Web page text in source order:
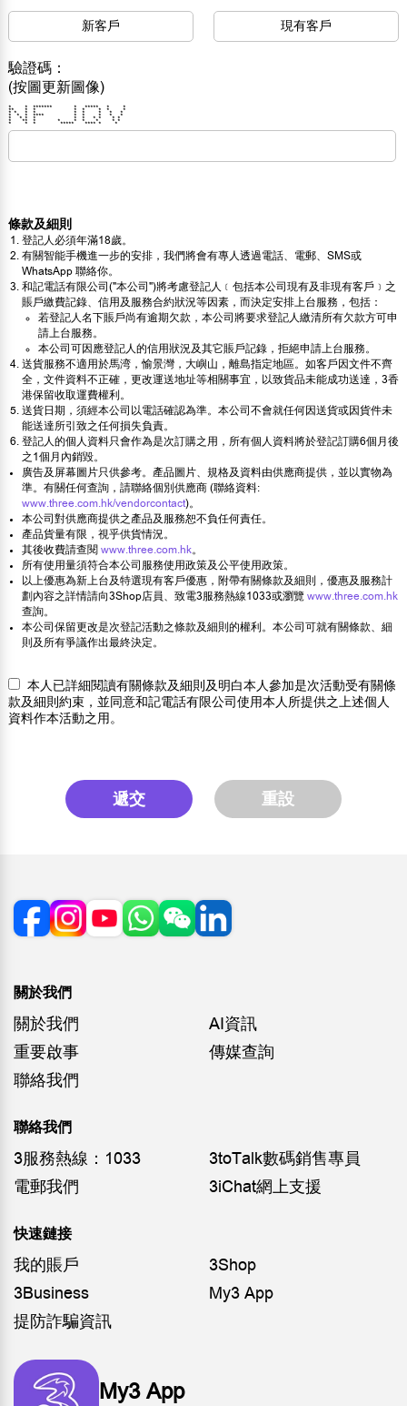
新客戶 現有客戶
驗證碼：
(按圖更新圖像)
* * ******* * ***** * *
** * * * * * * *
* * * * * * * * *
* * * **** * * * * *
* * * * * * * * * *
* ** * * * * * * *
* * * ***** **** * *
條款及細則
登記人必須年滿18歲。
有關智能手機進一步的安排，我們將會有專人透過電話、電郵、SMS或
WhatsApp 聯絡你。
和記電話有限公司("本公司")將考慮登記人﹝包括本公司現有及非現有客戶﹞之
賬戶繳費記錄、信用及服務合約狀況等因素，而決定安排上台服務，包括：
若登記人名下賬戶尚有逾期欠款，本公司將要求登記人繳清所有欠款方可申
請上台服務。
本公司可因應登記人的信用狀況及其它賬戶記錄，拒絕申請上台服務。
送貨服務不適用於馬湾，愉景灣，大嶼山，離島指定地區。如客戶因文件不齊
全，文件資料不正確，更改運送地址等相關事宜，以致貨品未能成功送達，3香
港保留收取運費權利。
送貨日期，須經本公司以電話確認為準。本公司不會就任何因送貨或因貨件未
能送達所引致之任何損失負責。
登記人的個人資料只會作為是次訂購之用，所有個人資料將於登記訂購6個月後
之1個月內銷毀。
廣告及屏幕圖片只供參考。產品圖片、規格及資料由供應商提供，並以實物為
準。有關任何查詢，請聯絡個別供應商 (聯絡資料:
www.three.com.hk/vendorcontact)。
本公司對供應商提供之產品及服務恕不負任何責任。
產品貨量有限，視乎供貨情況。
其後收費請查閱 www.three.com.hk。
所有使用量須符合本公司服務使用政策及公平使用政策。
以上優惠為新上台及特選現有客戶優惠，附帶有關條款及細則，優惠及服務計
劃內容之詳情請向3Shop店員、致電3服務熱線1033或瀏覽 www.three.com.hk
查詢。
本公司保留更改是次登記活動之條款及細則的權利。本公司可就有關條款、細
則及所有爭議作出最終決定。
本人已詳細閱讀有關條款及細則及明白本人參加是次活動受有關條
款及細則約束，並同意和記電話有限公司使用本人所提供之上述個人
資料作本活動之用。
遞交 重設
關於我們
關於我們
AI資訊
重要啟事
傳媒查詢
聯絡我們
聯絡我們
3服務熱線：1033
3toTalk數碼銷售專員
電郵我們
3iChat網上支援
快速鏈接
我的賬戶
3Shop
3Business
My3 App
提防詐騙資訊
My3 App